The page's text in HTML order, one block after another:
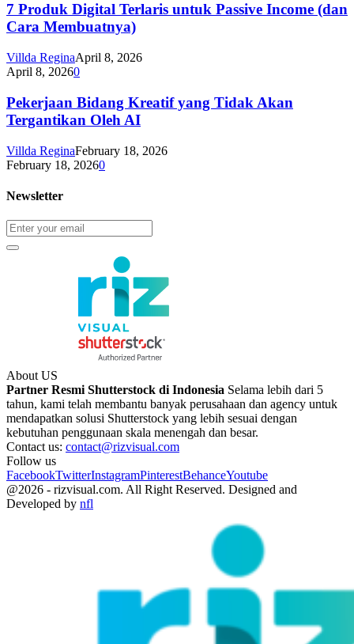
7 Produk Digital Terlaris untuk Passive Income (dan
Cara Membuatnya)
Villda ReginaApril 8, 2026
April 8, 20260
Pekerjaan Bidang Kreatif yang Tidak Akan
Tergantikan Oleh AI
Villda ReginaFebruary 18, 2026
February 18, 20260
Newsletter
About US
Partner Resmi Shutterstock di Indonesia Selama lebih dari 5
tahun, kami telah membantu banyak perusahaan dan agency untuk
mendapatkan solusi Shutterstock yang lebih sesuai dengan
kebutuhan penggunaan skala menengah dan besar.
Contact us: contact@rizvisual.com
Follow us
FacebookTwitterInstagramPinterestBehanceYoutube
@2026 - rizvisual.com. All Right Reserved. Designed and
Developed by nfl